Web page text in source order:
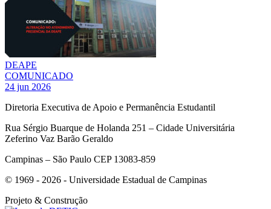
DEAPE
COMUNICADO
24 jun 2026
Diretoria Executiva de Apoio e Permanência Estudantil
Rua Sérgio Buarque de Holanda 251 – Cidade Universitária
Zeferino Vaz Barão Geraldo
Campinas – São Paulo CEP 13083-859
© 1969 - 2026 - Universidade Estadual de Campinas
Projeto & Construção